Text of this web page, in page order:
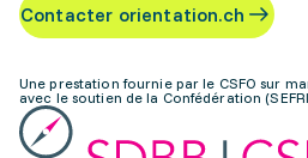
Contacter orientation.ch
Une prestation fournie par le CSFO sur
avec le soutien de la Confédération